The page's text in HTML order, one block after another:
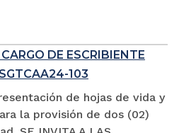
DE ESCRIBIENTE
103
de hojas de vida y
la provisión de dos (02)